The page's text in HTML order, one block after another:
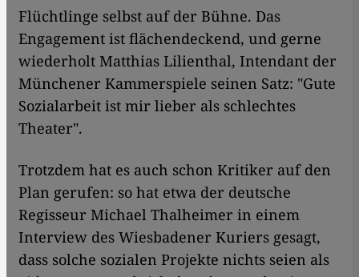
Flüchtlinge selbst auf der Bühne. Das
Engagement ist flächendeckend, und gerne
wiederholt Matthias Lilienthal, Intendant der
Münchener Kammerspiele seinen Satz: "Gute
Sozialarbeit ist mir lieber als schlechtes
Theater".
Trotzdem hat es auch schon Kritiker auf den
Plan gerufen: so hat etwa der deutsche
Regisseur Michael Thalheimer in einem
Interview des Wiesbadener Kuriers gesagt,
dass solche sozialen Projekte nichts seien als